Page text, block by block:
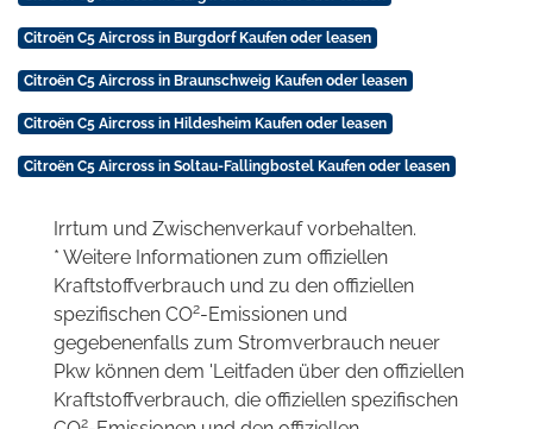
Citroën C5 Aircross in Burgdorf Kaufen oder leasen
Citroën C5 Aircross in Braunschweig Kaufen oder leasen
Citroën C5 Aircross in Hildesheim Kaufen oder leasen
Citroën C5 Aircross in Soltau-Fallingbostel Kaufen oder leasen
Irrtum und Zwischenverkauf vorbehalten.
* Weitere Informationen zum offiziellen
Kraftstoffverbrauch und zu den offiziellen
spezifischen CO2-Emissionen und
gegebenenfalls zum Stromverbrauch neuer
Pkw können dem 'Leitfaden über den offiziellen
Kraftstoffverbrauch, die offiziellen spezifischen
2